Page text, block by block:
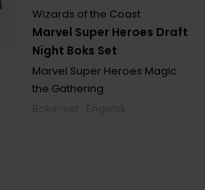
Marvel Super Heroes Draft
Night Boks Set
Wizards of the Coast
Marvel Super Heroes Magic
the Gathering